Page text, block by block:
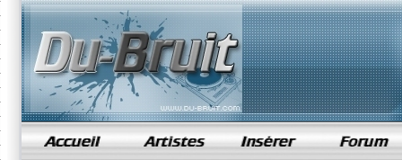
samples de rap